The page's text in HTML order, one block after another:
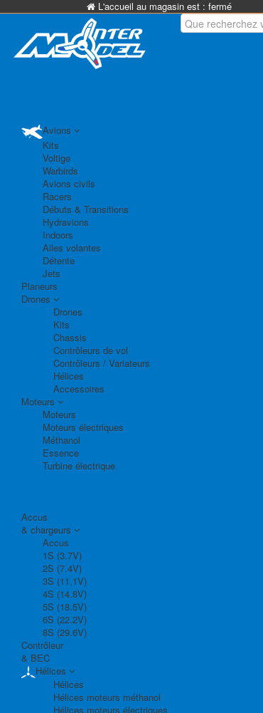
L'accueil au magasin est : fermé
Avions
Kits
Voltige
Warbirds
Avions civils
Racers
Débuts & Transitions
Hydravions
Indoors
Ailes volantes
Détente
Jets
Planeurs
Drones
Drones
Kits
Chassis
Contrôleurs de vol
Contrôleurs / Variateurs
Hélices
Accessoires
Moteurs
Moteurs
Moteurs électriques
Méthanol
Essence
Turbine électrique
Accus
& chargeurs
Accus
1S (3.7V)
2S (7.4V)
3S (11,1V)
4S (14.8V)
5S (18.5V)
6S (22.2V)
8S (29.6V)
Contrôleur
& BEC
Hélices
Hélices
Hélices moteurs méthanol
Hélices moteurs électriques